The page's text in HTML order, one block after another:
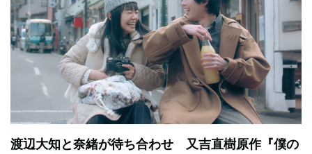
渡辺大知と奈緒が待ち合わせ 又吉直樹原作『僕の